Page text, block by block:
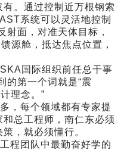
。通过控制近万根钢索
系统可以灵活地控制
射面，对准天体目标，
源舱，抵达焦点位置，
国际组织前任总干事
的第一个词就是“震
理念。”
每个领域都有专家提
总工程师，南仁东必须
，就必须懂行。
团队中最勤奋好学的